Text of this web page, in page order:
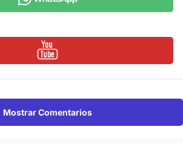
Mostrar Comentarios